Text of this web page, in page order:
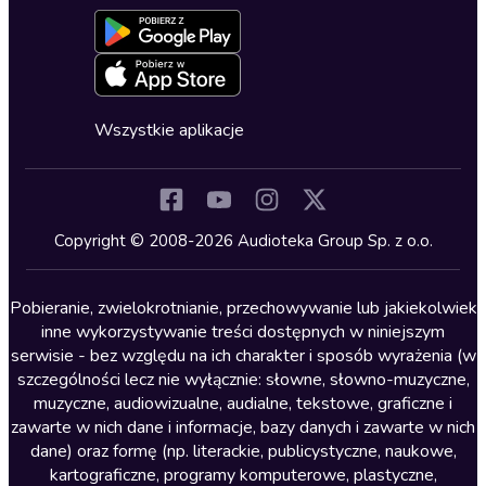
Dla młodzieży
Kryminały
Lektury szkolne
Literatura anglojęzyczna
Literatura faktu
Literatura obyczajowa
Literatura piękna obca
Literatura piękna polska
Formularz zgłaszania nielegalnych treści
Deklaracja dostępności
Oferta dla firm i bibliotek
Blog
Zapowiedzi
Cykle audiobooków
Wszystkie aplikacje
Copyright © 2008-2026 Audioteka Group Sp. z o.o.
Pobieranie, zwielokrotnianie, przechowywanie lub jakiekolwiek
inne wykorzystywanie treści dostępnych w niniejszym
serwisie - bez względu na ich charakter i sposób wyrażenia (w
szczególności lecz nie wyłącznie: słowne, słowno-muzyczne,
muzyczne, audiowizualne, audialne, tekstowe, graficzne i
zawarte w nich dane i informacje, bazy danych i zawarte w nich
dane) oraz formę (np. literackie, publicystyczne, naukowe,
kartograficzne, programy komputerowe, plastyczne,